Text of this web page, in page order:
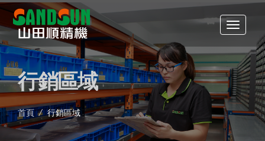
行銷區域
首頁 / 行銷區域